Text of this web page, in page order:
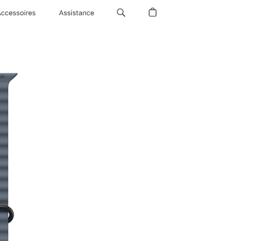
Assistance